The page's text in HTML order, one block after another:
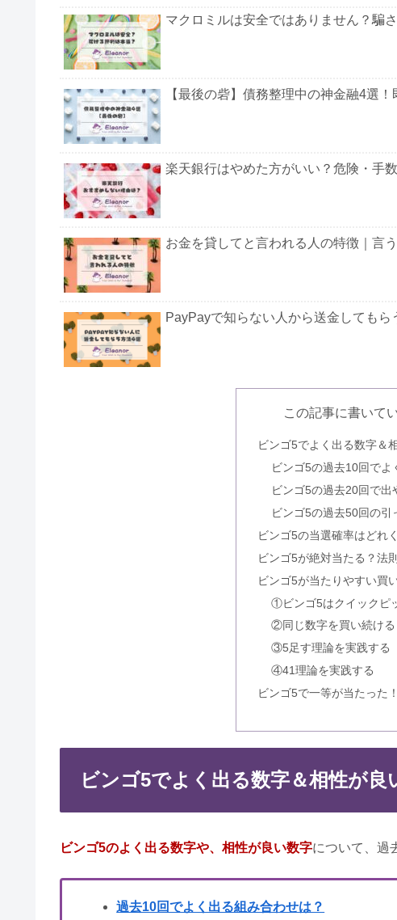
マクロミルは安全ではありません？騙
【最後の砦】債務整理中の神金融4選
楽天銀行はやめた方がいい？危険・手
お金を貸してと言われる人の特徴｜言
PayPayで知らない人から送金してもら
Apple Payのパスコードがめんどくさ
超絶ブラックでも借りれる？即日・在
国の教育ローン断られた！審査甘い・
絶対借りれるヤミ金一覧&電話｜30万
ブラックでも借りれる携帯！ワイモバ
セントラルの融資ダメだった・審査落
この記事に書いて
ビンゴ5でよく出る数字＆
ビンゴ5の過去10回でよ
ビンゴ5の過去20回で出
ビンゴ5の過去50回の引
ビンゴ5の当選確率はどれ
ビンゴ5が絶対当たる？法
ビンゴ5が当たりやすい買
①ビンゴ5はクイックピ
②同じ数字を買い続ける
③5足す理論を実践する
④41理論を実践する
ビンゴ5で一等が当たった
ビンゴ5でよく出る数字＆相性が良
ビンゴ5のよく出る数字や、相性が良い数字について、過
過去10回でよく出る組み合わせは？